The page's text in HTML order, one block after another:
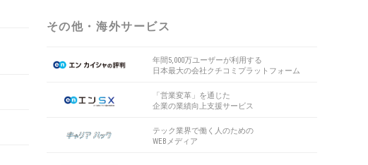
その他・海外サービス
年間5,000万ユーザーが利用する
日本最大の会社クチコミプラットフォーム
「営業変革」を通じた
企業の業績向上支援サービス
テック業界で働く人のための
WEBメディア